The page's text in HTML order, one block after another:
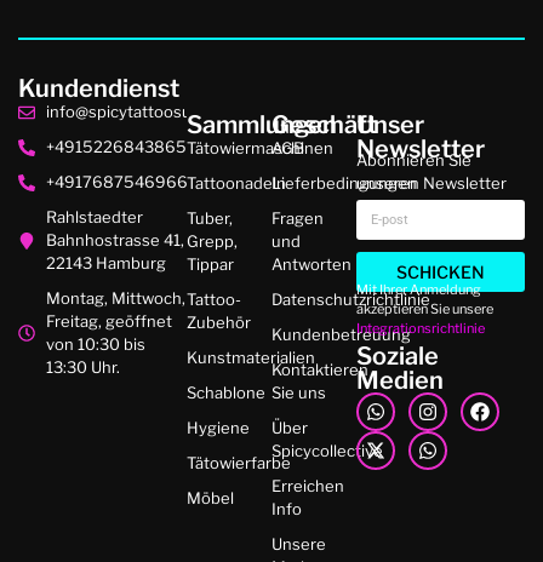
Kundendienst
info@spicytattoosupplies.de
+4915226843865
+4917687546966
Rahlstaedter
Bahnhostrasse 41,
22143 Hamburg
Montag, Mittwoch,
Freitag, geöffnet
von 10:30 bis
13:30 Uhr.
Sammlungen
Tätowiermaschinen
Tattoonadeln
Tuber,
Grepp,
Tippar
Tattoo-
Zubehör
Kunstmaterialien
Schablone
Hygiene
Tätowierfarbe
Möbel
Geschäft
AGB
Lieferbedingungen
Fragen
und
Antworten
Datenschutzrichtlinie
Kundenbetreuung
Kontaktieren
Sie uns
Über
Spicycollective
Erreichen
Info
Unsere
Unser
Newsletter
Abonnieren Sie
unseren Newsletter
SCHICKEN
Mit Ihrer Anmeldung
akzeptieren Sie unsere
Integrationsrichtlinie
Soziale
Medien